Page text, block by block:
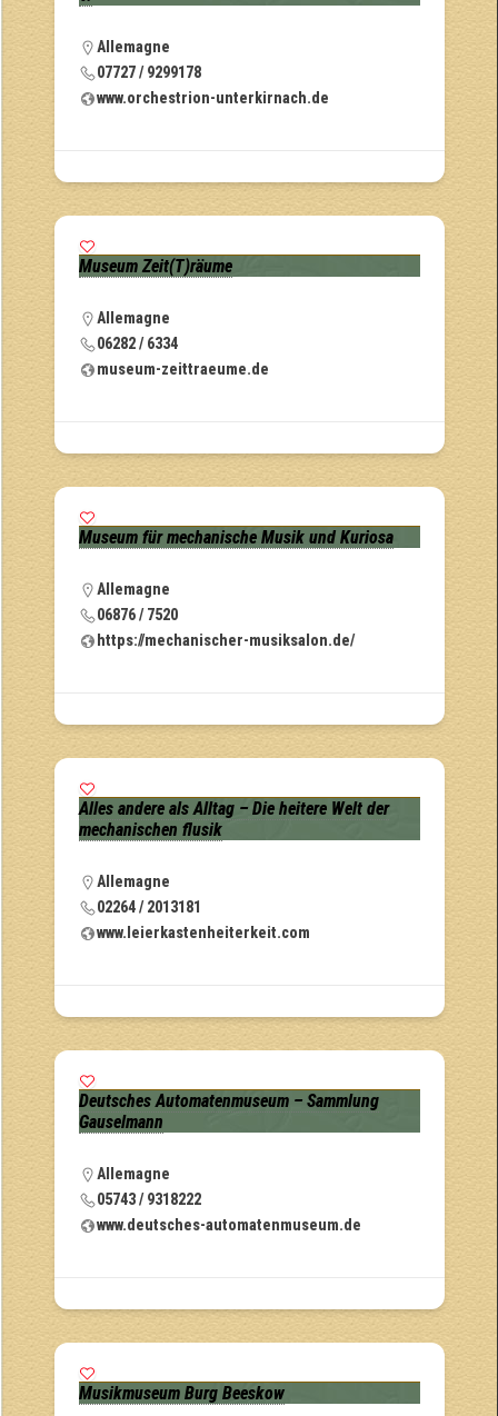
Allemagne
07727 / 9299178
www.orchestrion-unterkirnach.de
Museum Zeit(T)räume
Allemagne
06282 / 6334
museum-zeittraeume.de
Museum für mechanische Musik und Kuriosa
Allemagne
06876 / 7520
https://mechanischer-musiksalon.de/
Alles andere als Alltag – Die heitere Welt der
mechanischen flusik
Allemagne
02264 / 2013181
www.leierkastenheiterkeit.com
Deutsches Automatenmuseum – Sammlung
Gauselmann
Allemagne
05743 / 9318222
www.deutsches-automatenmuseum.de
Musikmuseum Burg Beeskow